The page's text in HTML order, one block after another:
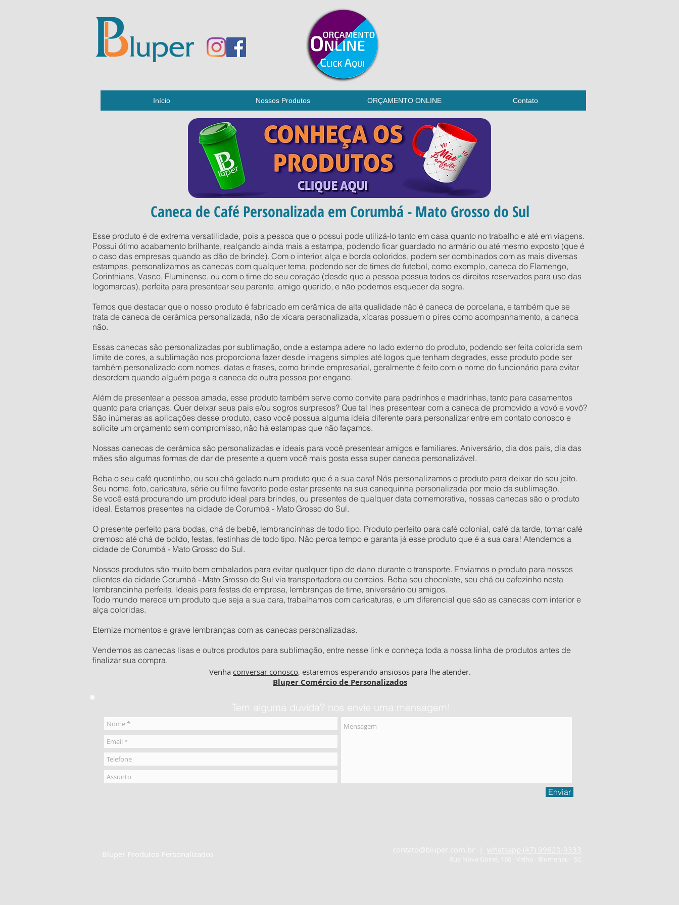
Início Nossos Produtos ORÇAMENTO ONLINE Contato
Caneca de Café Personalizada em Corumbá - Mato Grosso do Sul
Esse produto é de extrema versatilidade, pois a pessoa que o possui pode utilizá-lo tanto em casa quanto no trabalho e até em viagens.
Possui ótimo acabamento brilhante, realçando ainda mais a estampa, podendo ficar guardado no armário ou até mesmo exposto (que é
o caso das empresas quando as dão de brinde). Com o interior, alça e borda coloridos, podem ser combinados com as mais diversas
estampas, personalizamos as canecas com qualquer tema, podendo ser de times de futebol, como exemplo, caneca do Flamengo,
Corinthians, Vasco, Fluminense, ou com o time do seu coração (desde que a pessoa possua todos os direitos reservados para uso das
logomarcas), perfeita para presentear seu parente, amigo querido, e não podemos esquecer da sogra.
Temos que destacar que o nosso produto é fabricado em cerâmica de alta qualidade não é caneca de porcelana, e também que se
trata de caneca de cerâmica personalizada, não de xícara personalizada, xícaras possuem o pires como acompanhamento, a caneca
não.
Essas canecas são personalizadas por sublimação, onde a estampa adere no lado externo do produto, podendo ser feita colorida sem
limite de cores, a sublimação nos proporciona fazer desde imagens simples até logos que tenham degrades, esse produto pode ser
também personalizado com nomes, datas e frases, como brinde empresarial, geralmente é feito com o nome do funcionário para evitar
desordem quando alguém pega a caneca de outra pessoa por engano.
Além de presentear a pessoa amada, esse produto também serve como convite para padrinhos e madrinhas, tanto para casamentos
quanto para crianças. Quer deixar seus pais e/ou sogros surpresos? Que tal lhes presentear com a caneca de promovido a vovó e vovô?
São inúmeras as aplicações desse produto, caso você possua alguma ideia diferente para personalizar entre em contato conosco e
solicite um orçamento sem compromisso, não há estampas que não façamos.
Nossas canecas de cerâmica são personalizadas e ideais para você presentear amigos e familiares. Aniversário, dia dos pais, dia das
mães são algumas formas de dar de presente a quem você mais gosta essa super caneca personalizável.
Beba o seu café quentinho, ou seu chá gelado num produto que é a sua cara! Nós personalizamos o produto para deixar do seu jeito.
Seu nome, foto, caricatura, série ou filme favorito pode estar presente na sua canequinha personalizada por meio da sublimação.
Se você está procurando um produto ideal para brindes, ou presentes de qualquer data comemorativa, nossas canecas são o produto
ideal. Estamos presentes na cidade de Corumbá - Mato Grosso do Sul.
O presente perfeito para bodas, chá de bebê, lembrancinhas de todo tipo. Produto perfeito para café colonial, café da tarde, tomar café
cremoso até chá de boldo, festas, festinhas de todo tipo. Não perca tempo e garanta já esse produto que é a sua cara! Atendemos a
cidade de Corumbá - Mato Grosso do Sul.
Nossos produtos são muito bem embalados para evitar qualquer tipo de dano durante o transporte. Enviamos o produto para nossos
clientes da cidade Corumbá - Mato Grosso do Sul via transportadora ou correios. Beba seu chocolate, seu chá ou cafezinho nesta
lembrancinha perfeita. Ideais para festas de empresa, lembranças de time, aniversário ou amigos.
Todo mundo merece um produto que seja a sua cara, trabalhamos com caricaturas, e um diferencial que são as canecas com interior e
alça coloridas.
Eternize momentos e grave lembranças com as canecas personalizadas.
Vendemos as canecas lisas e outros produtos para sublimação, entre nesse link e conheça toda a nossa linha de produtos antes de
finalizar sua compra.
Venha conversar conosco, estaremos esperando ansiosos para lhe atender.
Bluper Comércio de Personalizados
Tem alguma duvida? nos envie uma mensagem!
Enviar
Bluper Produtos Personalizados contato@bluper.com.br whatsapp (47) 99620-9333
Rua Nova Guiné, 160 - Velha - Blumenau - SC